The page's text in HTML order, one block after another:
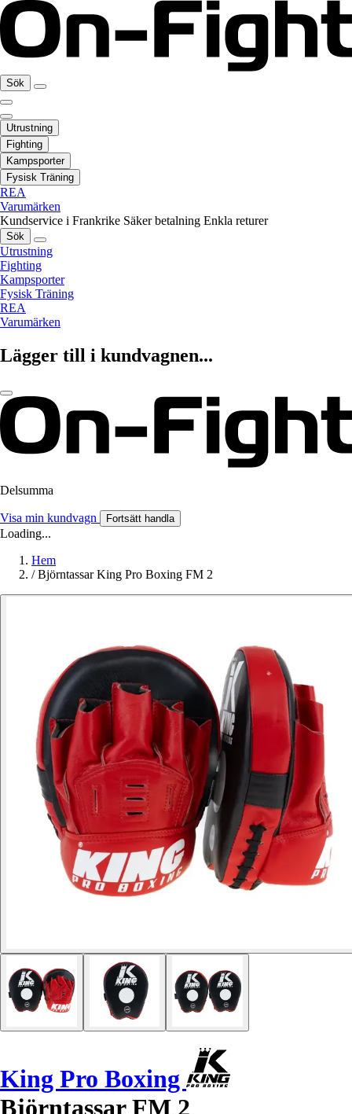
Sök
Utrustning
Fighting
Kampsporter
Fysisk Träning
REA
Varumärken
Kundservice i Frankrike Säker betalning Enkla returer
Sök
Utrustning
Fighting
Kampsporter
Fysisk Träning
REA
Varumärken
Lägger till i kundvagnen...
Delsumma
Visa min kundvagn Fortsätt handla
Loading...
Hem
/ Björntassar King Pro Boxing FM 2
King Pro Boxing
Björntassar FM 2